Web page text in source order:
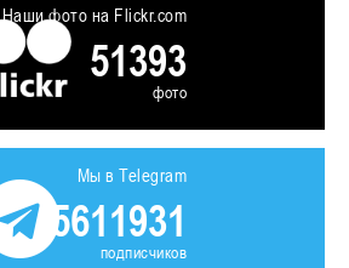
Наши фото на Flickr.com
51393
фото
Мы в Telegram
5611931
подписчиков